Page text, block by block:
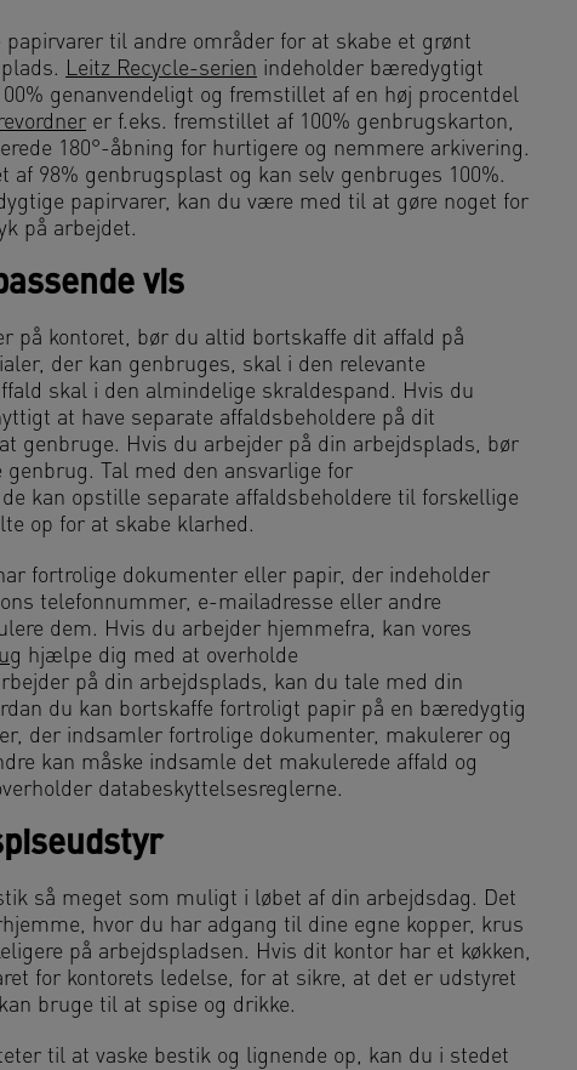
til andre områder for at skabe et grønt
Leitz Recycle-serien indeholder bæredygtigt
genanvendeligt og fremstillet af en høj procentdel
er f.eks. fremstillet af 100% genbrugskarton,
180°-åbning for hurtigere og nemmere arkivering.
af 98% genbrugsplast og kan selv genbruges 100%.
papirvarer, kan du være med til at gøre noget for
på arbejdet.
vis
på kontoret, bør du altid bortskaffe dit affald på
der kan genbruges, skal i den relevante
skal i den almindelige skraldespand. Hvis du
at have separate affaldsbeholdere på dit
genbruge. Hvis du arbejder på din arbejdsplads, bør
Tal med den ansvarlige for
kan opstille separate affaldsbeholdere til forskellige
op for at skabe klarhed.
fortrolige dokumenter eller papir, der indeholder
telefonnummer, e-mailadresse eller andre
dem. Hvis du arbejder hjemmefra, kan vores
hjælpe dig med at overholde
på din arbejdsplads, kan du tale med din
du kan bortskaffe fortroligt papir på en bæredygtig
der indsamler fortrolige dokumenter, makulerer og
kan måske indsamle det makulerede affald og
databeskyttelsesreglerne.
så meget som muligt i løbet af din arbejdsdag. Det
hvor du har adgang til dine egne kopper, krus
på arbejdspladsen. Hvis dit kontor har et køkken,
for kontorets ledelse, for at sikre, at det er udstyret
bruge til at spise og drikke.
til at vaske bestik og lignende op, kan du i stedet